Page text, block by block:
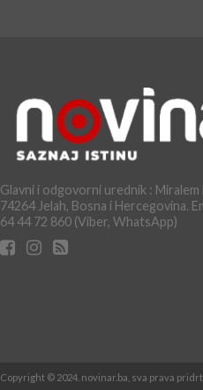
Glavni i odgovorni urednik :
74264 Jelah, Bosna i Hercegovina.
64 44 72 860 (Viber, WhatsApp)
Copyright © 2024. novinar.ba, sva prava